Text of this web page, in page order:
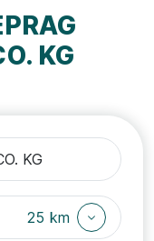
KG
25 km